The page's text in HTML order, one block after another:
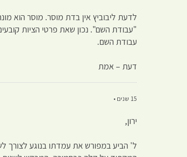
לדעת ליבוביץ אין בדת מוסר. מוסר הוא
"עבודת השם". נכון שאת פרטי הציות
עבודת השם.
דעת – אמת
15 שנים •
ירון,
ל' הביע במפורש את עמדתו בנוגע לצורך